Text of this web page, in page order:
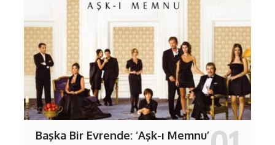
Başka Bir Evrende: ‘Aşk-ı Memnu’